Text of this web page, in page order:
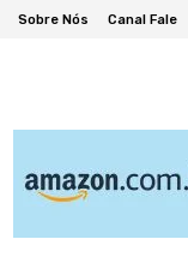
Sobre Nós Canal Fale